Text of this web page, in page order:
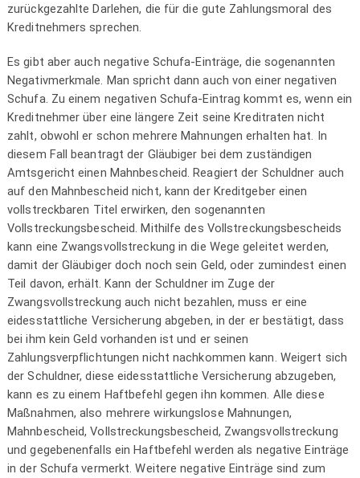
zurückgezahlte Darlehen, die für die gute Zahlungsmoral des
Kreditnehmers sprechen.
Es gibt aber auch negative Schufa-Einträge, die sogenannten
Negativmerkmale. Man spricht dann auch von einer negativen
Schufa. Zu einem negativen Schufa-Eintrag kommt es, wenn ein
Kreditnehmer über eine längere Zeit seine Kreditraten nicht
zahlt, obwohl er schon mehrere Mahnungen erhalten hat. In
diesem Fall beantragt der Gläubiger bei dem zuständigen
Amtsgericht einen Mahnbescheid. Reagiert der Schuldner auch
auf den Mahnbescheid nicht, kann der Kreditgeber einen
vollstreckbaren Titel erwirken, den sogenannten
Vollstreckungsbescheid. Mithilfe des Vollstreckungsbescheids
kann eine Zwangsvollstreckung in die Wege geleitet werden,
damit der Gläubiger doch noch sein Geld, oder zumindest einen
Teil davon, erhält. Kann der Schuldner im Zuge der
Zwangsvollstreckung auch nicht bezahlen, muss er eine
eidesstattliche Versicherung abgeben, in der er bestätigt, dass
bei ihm kein Geld vorhanden ist und er seinen
Zahlungsverpflichtungen nicht nachkommen kann. Weigert sich
der Schuldner, diese eidesstattliche Versicherung abzugeben,
kann es zu einem Haftbefehl gegen ihn kommen. Alle diese
Maßnahmen, also mehrere wirkungslose Mahnungen,
Mahnbescheid, Vollstreckungsbescheid, Zwangsvollstreckung
und gegebenenfalls ein Haftbefehl werden als negative Einträge
in der Schufa vermerkt. Weitere negative Einträge sind zum